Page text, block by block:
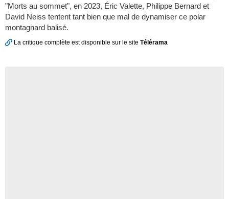
"Morts au sommet", en 2023, Éric Valette, Philippe Bernard et
David Neiss tentent tant bien que mal de dynamiser ce polar
montagnard balisé.
La critique complète est disponible sur le site Télérama